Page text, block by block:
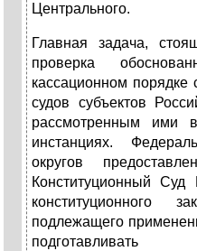
Центрального.
Главная задача,
проверка
кассационном порядке
су­дов субъектов
рассмотренным ими
инстанциях.
округов
Конституционный
конституционного
подлежа­щего